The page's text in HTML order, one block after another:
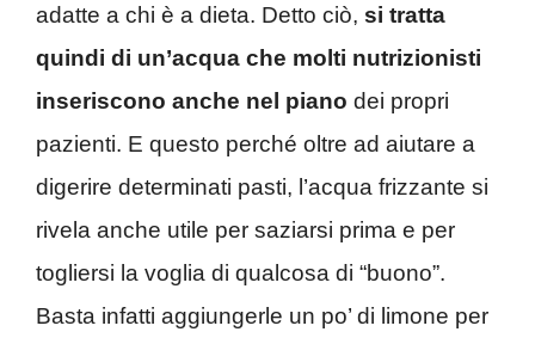
adatte a chi è a dieta. Detto ciò, si tratta
quindi di un’acqua che molti nutrizionisti
inseriscono anche nel piano dei propri
pazienti. E questo perché oltre ad aiutare a
digerire determinati pasti, l’acqua frizzante si
rivela anche utile per saziarsi prima e per
togliersi la voglia di qualcosa di “buono”.
Basta infatti aggiungerle un po’ di limone per